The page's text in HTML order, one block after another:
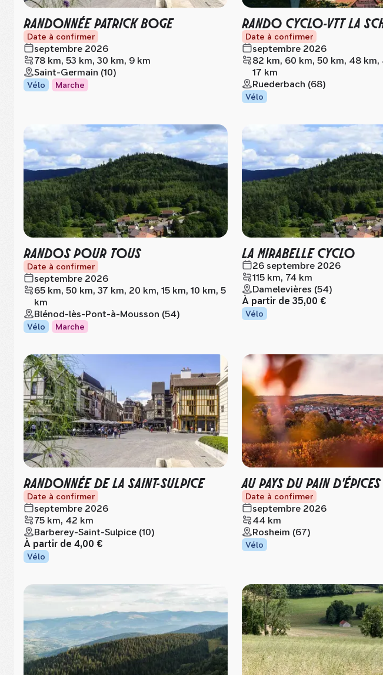
RANDONNÉE PATRICK BOGE
Date à confirmer
septembre 2026
78 km, 53 km, 30 km, 9 km
Saint-Germain (10)
Vélo Marche
RANDO CYCLO-VTT LA
Date à confirmer
septembre 2026
82 km, 60 km, 50 km, 48 km,
17 km
Ruederbach (68)
Vélo
RANDOS POUR TOUS
Date à confirmer
septembre 2026
65 km, 50 km, 37 km, 20 km, 15 km, 10 km, 5
km
Blénod-lès-Pont-à-Mousson (54)
Vélo Marche
LA MIRABELLE CYCLO
26 septembre 2026
115 km, 74 km
Damelevières (54)
À partir de 35,00 €
Vélo
RANDONNÉE DE LA SAINT-SULPICE
Date à confirmer
septembre 2026
75 km, 42 km
Barberey-Saint-Sulpice (10)
À partir de 4,00 €
Vélo
AU PAYS DU PAIN D'ÉPICES
Date à confirmer
septembre 2026
44 km
Rosheim (67)
Vélo